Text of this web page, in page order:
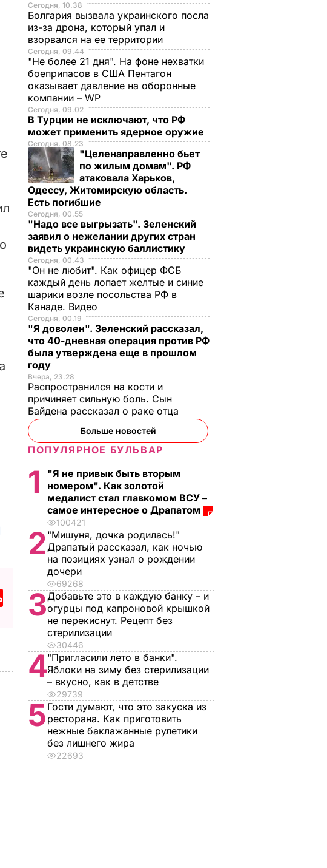
Сегодня, 10.38
Болгария вызвала украинского посла
из-за дрона, который упал и
взорвался на ее территории
Сегодня, 09.44
"Не более 21 дня". На фоне нехватки
боеприпасов в США Пентагон
оказывает давление на оборонные
компании – WP
Сегодня, 09.02
В Турции не исключают, что РФ
может применить ядерное оружие
Сегодня, 08.23
"Целенаправленно бьет
по жилым домам". РФ
атаковала Харьков,
Одессу, Житомирскую область.
Есть погибшие
Сегодня, 00.55
"Надо все выгрызать". Зеленский
заявил о нежелании других стран
видеть украинскую баллистику
Сегодня, 00.43
"Он не любит". Как офицер ФСБ
каждый день лопает желтые и синие
шарики возле посольства РФ в
Канаде. Видео
Сегодня, 00.19
"Я доволен". Зеленский рассказал,
что 40-дневная операция против РФ
была утверждена еще в прошлом
году
Вчера, 23.28
Распространился на кости и
причиняет сильную боль. Сын
Байдена рассказал о раке отца
Больше новостей
ПОПУЛЯРНОЕ БУЛЬВАР
1
"Я не привык быть вторым
номером". Как золотой
медалист стал главкомом ВСУ –
самое интересное о Драпатом
100421
2 "Мишуня, дочка родилась!"
Драпатый рассказал, как ночью
на позициях узнал о рождении
дочери
69268
3Добавьте это в каждую банку – и
огурцы под капроновой крышкой
не перекиснут. Рецепт без
стерилизации
30446
4"Пригласили лето в банки".
Яблоки на зиму без стерилизации
– вкусно, как в детстве
29739
5 Гости думают, что это закуска из
ресторана. Как приготовить
нежные баклажанные рулетики
без лишнего жира
22693